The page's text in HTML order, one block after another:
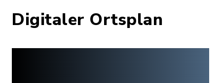
Digitaler Ortsplan